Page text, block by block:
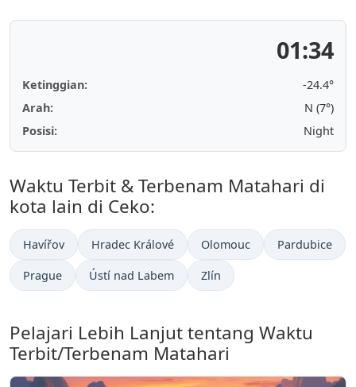
01:34
Ketinggian:
-24.4°
Arah:
N (7°)
Posisi:
Night
Waktu Terbit & Terbenam Matahari di
kota lain di Ceko:
Havířov Hradec Králové Olomouc Pardubice
Prague Ústí nad Labem Zlín
Pelajari Lebih Lanjut tentang Waktu
Terbit/Terbenam Matahari